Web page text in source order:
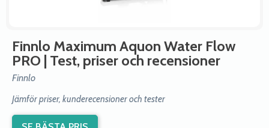
Finnlo Maximum Aquon Water Flow
PRO | Test, priser och recensioner
Finnlo
Jämför priser, kunderecensioner och tester